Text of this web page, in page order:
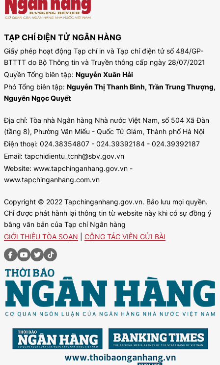
TẠP CHÍ ĐIỆN TỬ NGÂN HÀNG
Giấy phép hoạt động Tạp chí in và Tạp chí điện tử số 484/GP-
BTTTT do Bộ Thông tin và Truyền thông cấp ngày 28/07/2021
Quyền Tổng biên tập: Nguyễn Xuân Hải
Phó Tổng biên tập: Nguyễn Thị Thanh Bình, Trần Trung Thượng,
Nguyễn Ngọc Quyết
Địa chỉ: Tòa nhà Ngân hàng Nhà nước Việt Nam, số 504 Xã Đàn
(tầng 8), Phường Văn Miếu - Quốc Tử Giám, Thành phố Hà Nội
Điện thoại: 024.38354807 - 024.39392184 - 024.39392187
Email: tapchidientu_tcnh@sbv.gov.vn
Website: www.tapchinganhang.gov.vn -
www.tapchinganhang.com.vn
Copyright © 2022 Tapchinganhang.gov.vn. Bảo lưu mọi quyền.
Chỉ được phát hành lại thông tin từ website này khi có sự đồng ý
bằng văn bản của Tạp chí Ngân hàng
GIỚI THIỆU TÒA SOẠN
CỘNG TÁC VIÊN GỬI BÀI